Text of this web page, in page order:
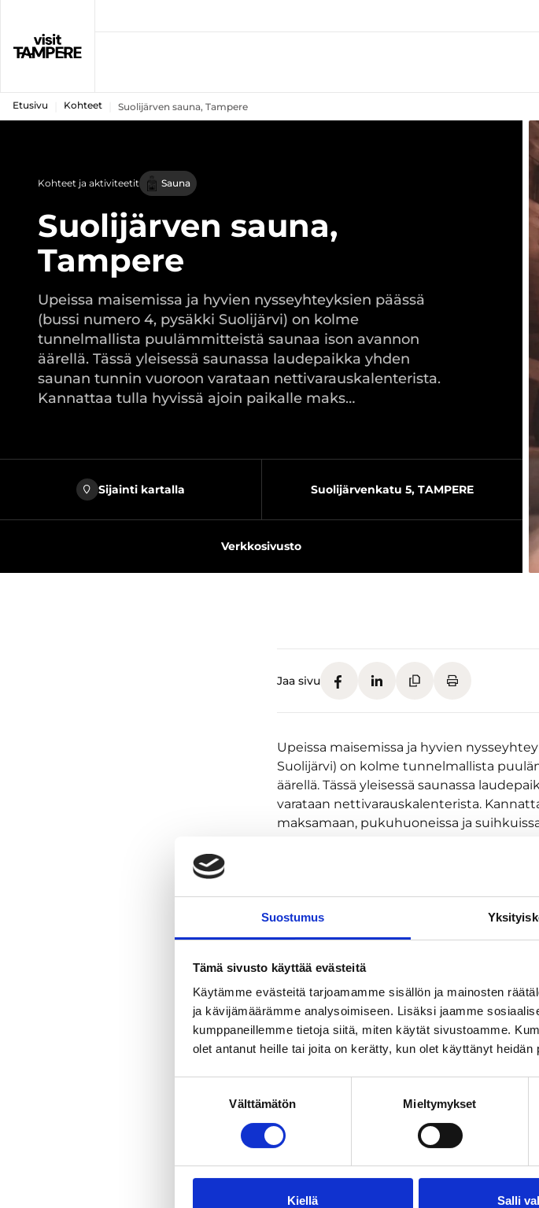
Suostumus
Tämä sivusto käyttää evästeitä
Käytämme evästeitä tarjoamamme sisällön ja mainosten
ja kävijämäärämme analysoimiseen. Lisäksi jaamme
kumppaneillemme tietoja siitä, miten käytät sivustoamme.
olet antanut heille tai joita on kerätty, kun olet käyttänyt heidän
Välttämätön Mieltymykset
Kiellä Salli
Etusivu Kohteet Suolijärven sauna, Tampere
Kohteet ja aktiviteetit Sauna
Suolijärven sauna,
Tampere
Upeissa maisemissa ja hyvien nysseyhteyksien päässä
(bussi numero 4, pysäkki Suolijärvi) on kolme
tunnelmallista puulämmitteistä saunaa ison avannon
äärellä. Tässä yleisessä saunassa laudepaikka yhden
saunan tunnin vuoroon varataan nettivarauskalenterista.
Kannattaa tulla hyvissä ajoin paikalle maks…
Sijainti kartalla Suolijärvenkatu 5, TAMPERE
Verkkosivusto
Jaa sivu
Upeissa maisemissa ja hyvien
Suolijärvi) on kolme tunnelmallista
äärellä. Tässä yleisessä saunassa
varataan nettivarauskalenterista.
maksamaan, pukuhuoneissa ja
Ota mukaan saunalle oma vesipullo ja
talvella kylpytakkikin on kiva.
Lukittavia kaappeja on jonkin verran
on arvotavaralokerikkoja rannan
Varaamalla kaikki saunan paikat saat